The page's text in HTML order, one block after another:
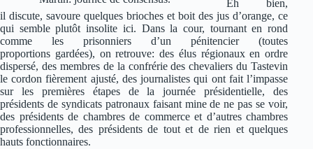
Eh bien,
il discute, savoure quelques brioches et boit des jus d’orange, ce
qui semble plutôt insolite ici. Dans la cour, tournant en rond
comme les prisonniers d’un pénitencier (toutes
proportions gardées), on retrouve: des élus régionaux en ordre
dispersé, des membres de la confrérie des chevaliers du Tastevin
le cordon fièrement ajusté, des journalistes qui ont fait l’impasse
sur les premières étapes de la journée présidentielle, des
présidents de syndicats patronaux faisant mine de ne pas se voir,
des présidents de chambres de commerce et d’autres chambres
professionnelles, des présidents de tout et de rien et quelques
hauts fonctionnaires.